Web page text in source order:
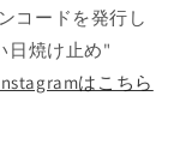
コードを発行し
日焼け止め"
はこちら